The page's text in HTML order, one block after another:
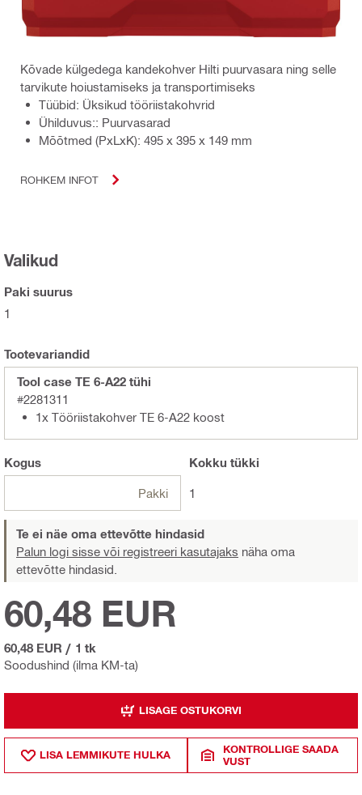
Kõvade külgedega kandekohver Hilti puurvasara ning selle
tarvikute hoiustamiseks ja transportimiseks
Tüübid: Üksikud tööriistakohvrid
Ühilduvus:: Puurvasarad
Mõõtmed (PxLxK): 495 x 395 x 149 mm
ROHKEM INFOT
Valikud
Paki suurus
1
Tootevariandid
Tool case TE 6-A22 tühi
#2281311
1x Tööriistakohver TE 6-A22 koost
Kogus
Pakki
Kokku tükki
1
Te ei näe oma ettevõtte hindasid
Palun logi sisse või registreeri kasutajaks näha oma
ettevõtte hindasid.
Soodushind (ilma KM-ta)
60,48 EUR
60,48 EUR / 1 tk
LISAGE OSTUKORVI
LISA LEMMIKUTE HULKA
KONTROLLIGE SAADA
VUST